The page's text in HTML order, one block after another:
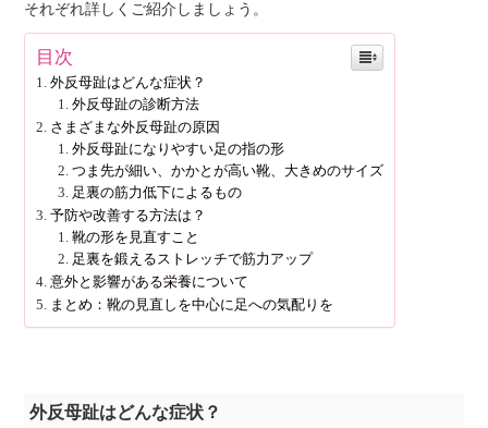
それぞれ詳しくご紹介しましょう。
目次
外反母趾はどんな症状？
外反母趾の診断方法
さまざまな外反母趾の原因
外反母趾になりやすい足の指の形
つま先が細い、かかとが高い靴、大きめのサイズ
足裏の筋力低下によるもの
予防や改善する方法は？
靴の形を見直すこと
足裏を鍛えるストレッチで筋力アップ
意外と影響がある栄養について
まとめ：靴の見直しを中心に足への気配りを
外反母趾はどんな症状？